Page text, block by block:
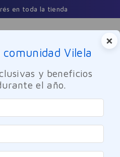
en toda la tienda
del Cabello Tratamiento
×
Vilela
y beneficios
el año.